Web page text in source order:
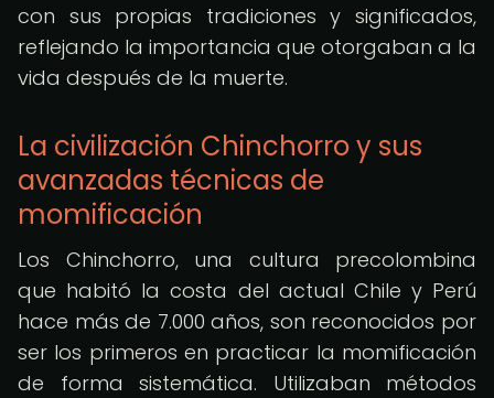
con sus propias tradiciones y significados,
reflejando la importancia que otorgaban a la
vida después de la muerte.
La civilización Chinchorro y sus
avanzadas técnicas de
momificación
Los Chinchorro, una cultura precolombina
que habitó la costa del actual Chile y Perú
hace más de 7.000 años, son reconocidos por
ser los primeros en practicar la momificación
de forma sistemática. Utilizaban métodos